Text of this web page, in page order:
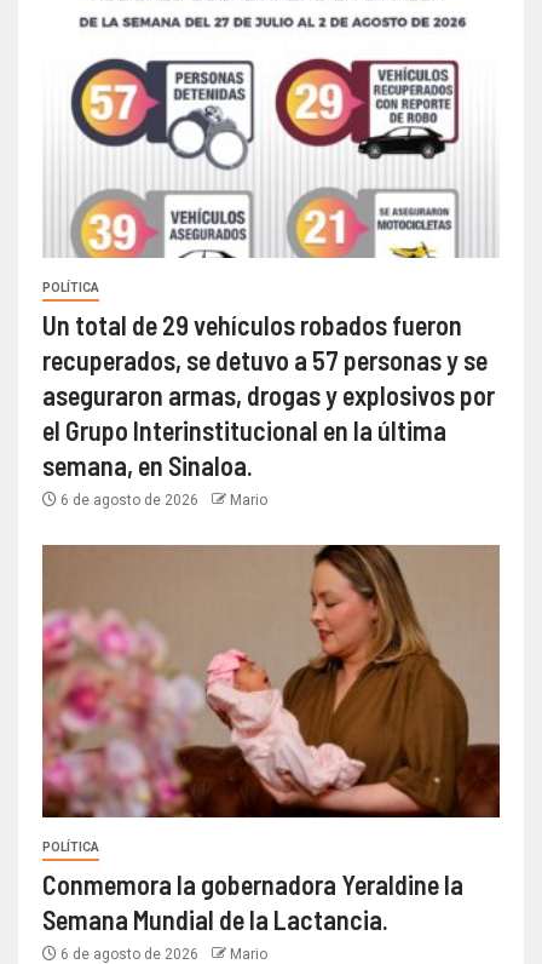
POLÍTICA
Un total de 29 vehículos robados fueron
recuperados, se detuvo a 57 personas y se
aseguraron armas, drogas y explosivos por
el Grupo Interinstitucional en la última
semana, en Sinaloa.
6 de agosto de 2026 Mario
POLÍTICA
Conmemora la gobernadora Yeraldine la
Semana Mundial de la Lactancia.
6 de agosto de 2026 Mario